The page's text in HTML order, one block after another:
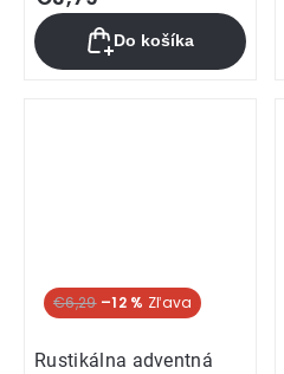
Do košíka
€6,29 –12 %
Rustikálna adventná